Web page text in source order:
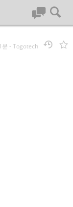
용인시 기흥구 흥덕1
리)
분 -Togotech